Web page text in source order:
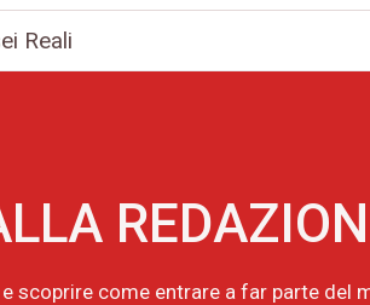
Reali
scoprire come entrare a far parte del